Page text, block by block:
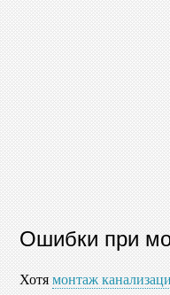
Ошибки при
Хотя монтаж